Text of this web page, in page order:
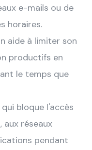
e-mails ou de
horaires.
aide à limiter son
productifs en
le temps que
bloque l'accès
aux réseaux
pendant